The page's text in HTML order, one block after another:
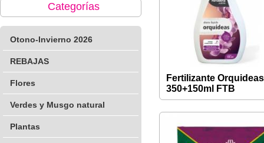
Categorías
Otono-Invierno 2026
REBAJAS
Flores
Verdes y Musgo natural
Plantas
Fertilizante Orquideas
350+150ml FTB